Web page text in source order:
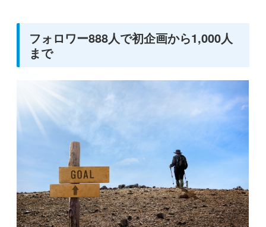
フォロワー888人で初企画から1,000人
まで